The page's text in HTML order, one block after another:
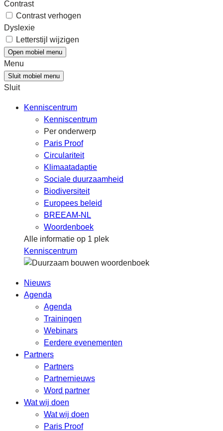
Contrast
Contrast verhogen
Dyslexie
Letterstijl wijzigen
Open mobiel menu
Menu
Sluit mobiel menu
Sluit
Kenniscentrum
Kenniscentrum
Per onderwerp
Paris Proof
Circulariteit
Klimaatadaptie
Sociale duurzaamheid
Biodiversiteit
Europees beleid
BREEAM-NL
Woordenboek
Alle informatie op 1 plek
Kenniscentrum
Nieuws
Agenda
Agenda
Trainingen
Webinars
Eerdere evenementen
Partners
Partners
Partnernieuws
Word partner
Wat wij doen
Wat wij doen
Paris Proof